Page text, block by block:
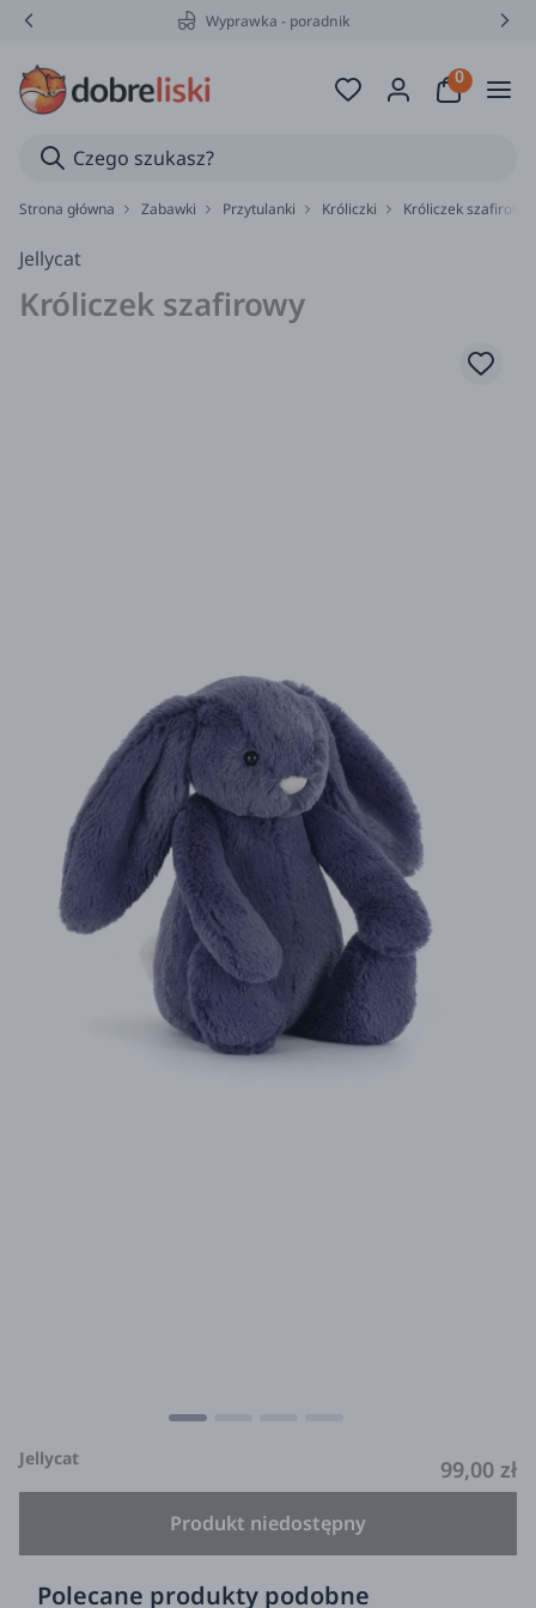
Wyprawka - poradnik
Strona główna Zabawki Przytulanki Króliczki Króliczek szafirowy
Jellycat
Króliczek szafirowy
Jellycat 99,00 zł
Produkt niedostępny
Polecane produkty podobne